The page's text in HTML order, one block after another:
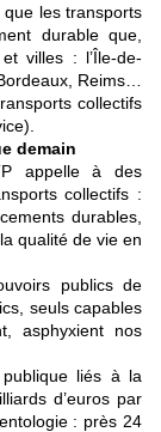
que les transports
durable que,
villes : l’Île-de-
Reims…
collectifs
demain
appelle à des
collectifs :
durables,
qualité de vie en
publics de
seuls capables
asphyxient nos
liés à la
d’euros par
: près 24